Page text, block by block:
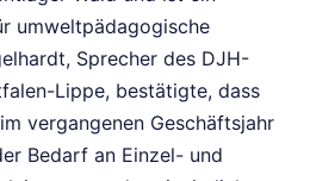
umweltpädagogische
Sprecher des DJH-
Lippe, bestätigte, dass
vergangenen Geschäftsjahr
Bedarf an Einzel- und